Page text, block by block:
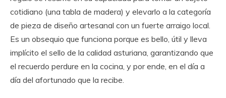
cotidiano (una tabla de madera) y elevarlo a la categoría
de pieza de diseño artesanal con un fuerte arraigo local.
Es un obsequio que funciona porque es bello, útil y lleva
implícito el sello de la calidad asturiana, garantizando que
el recuerdo perdure en la cocina, y por ende, en el día a
día del afortunado que la recibe.